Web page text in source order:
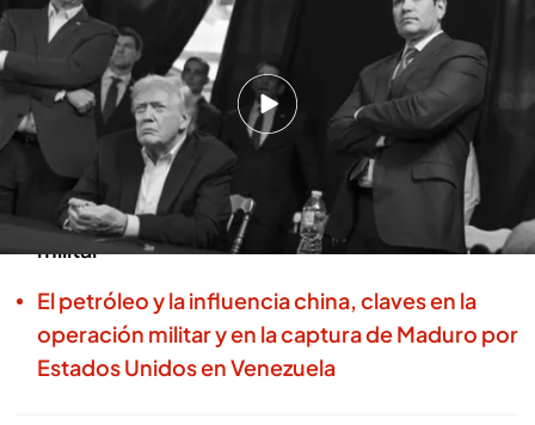
Redacción digital Noticias Cuatro
04 ENE 2026 - 15:21h.
La CIA tuvo que realizar una maqueta en
tamaño real de la vivienda donde se refugiaba
Nicolás Maduro para ensayar la operación
militar
El petróleo y la influencia china, claves en la
operación militar y en la captura de Maduro por
Estados Unidos en Venezuela